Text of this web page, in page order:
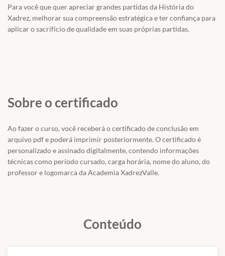
funcionar como exercício, e outro completo com todas as partidas.
O prazo de acesso ao curso é de 2 anos, com o suporte
individualizado, diretamente com o MF Adriano Valle.
Para você que quer apreciar grandes partidas da História do
Xadrez, melhorar sua compreensão estratégica e ter confiança para
aplicar o sacrifício de qualidade em suas próprias partidas.
Sobre o certificado
Ao fazer o curso, você receberá o certificado de conclusão em
arquivo pdf e poderá imprimir posteriormente. O certificado é
personalizado e assinado digitalmente, contendo informações
técnicas como período cursado, carga horária, nome do aluno, do
professor e logomarca da Academia XadrezValle.
Conteúdo